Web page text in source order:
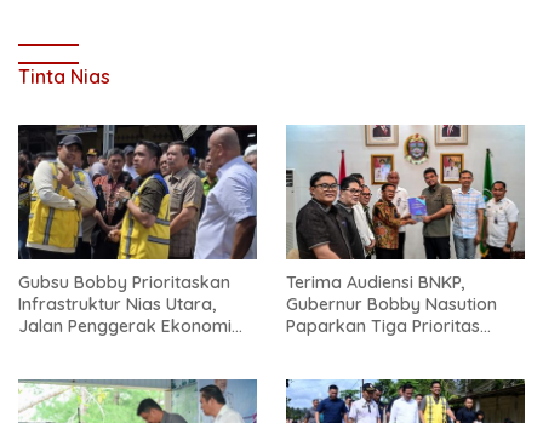
Tinta Nias
Gubsu Bobby Prioritaskan
Infrastruktur Nias Utara,
Jalan Penggerak Ekonomi
Terima Audiensi BNKP,
Gubernur Bobby Nasution
Paparkan Tiga Prioritas